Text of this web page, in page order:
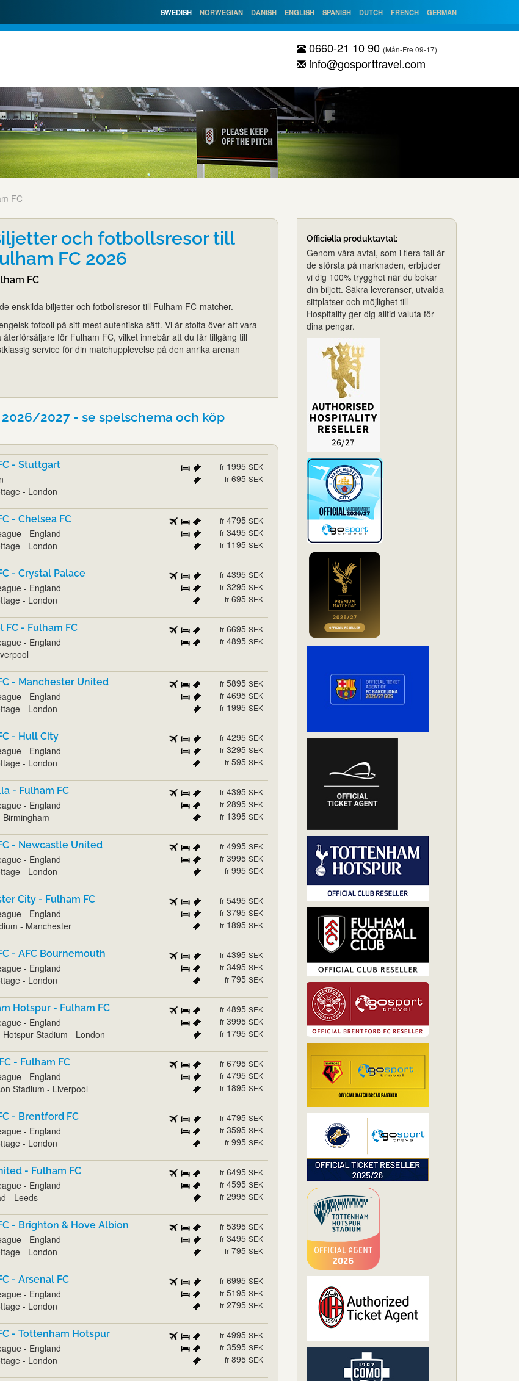
SWEDISH NORWEGIAN DANISH ENGLISH SPANISH DUTCH FRENCH GERMAN
0660-21 10 90 (Mån-Fre 09-17)
info@gosporttravel.com
FC
och fotbollsresor till
FC 2026
FC
enskilda biljetter och fotbollsresor till Fulham FC-matcher.
fotboll på sitt mest autentiska sätt. Vi är stolta över att vara
för Fulham FC, vilket innebär att du får tillgång till
service för din matchupplevelse på den anrika arenan
2027 - se spelschema och köp
- Stuttgart
- London
fr 1995 SEK
fr 695 SEK
- Chelsea FC
- England
- London
fr 4795 SEK
fr 3495 SEK
fr 1195 SEK
- Crystal Palace
- England
- London
fr 4395 SEK
fr 3295 SEK
fr 695 SEK
FC - Fulham FC
- England
fr 6695 SEK
fr 4895 SEK
- Manchester United
- England
- London
fr 5895 SEK
fr 4695 SEK
fr 1995 SEK
- Hull City
- England
- London
fr 4295 SEK
fr 3295 SEK
fr 595 SEK
- Fulham FC
- England
Birmingham
fr 4395 SEK
fr 2895 SEK
fr 1395 SEK
- Newcastle United
- England
- London
fr 4995 SEK
fr 3995 SEK
fr 995 SEK
City - Fulham FC
- England
- Manchester
fr 5495 SEK
fr 3795 SEK
fr 1895 SEK
- AFC Bournemouth
- England
- London
fr 4395 SEK
fr 3495 SEK
fr 795 SEK
Hotspur - Fulham FC
- England
Hotspur Stadium - London
fr 4895 SEK
fr 3995 SEK
fr 1795 SEK
- Fulham FC
- England
Stadium - Liverpool
fr 6795 SEK
fr 4795 SEK
fr 1895 SEK
- Brentford FC
- England
- London
fr 4795 SEK
fr 3595 SEK
fr 995 SEK
- Fulham FC
- England
- Leeds
fr 6495 SEK
fr 4595 SEK
fr 2995 SEK
- Brighton & Hove Albion
- England
- London
fr 5395 SEK
fr 3495 SEK
fr 795 SEK
- Arsenal FC
- England
- London
fr 6995 SEK
fr 5195 SEK
fr 2795 SEK
- Tottenham Hotspur
- England
- London
fr 4995 SEK
fr 3595 SEK
fr 895 SEK
Officiella produktavtal:
Genom våra avtal, som i flera fall är
de största på marknaden, erbjuder
vi dig 100% trygghet när du bokar
din biljett. Säkra leveranser, utvalda
sittplatser och möjlighet till
Hospitality ger dig alltid valuta för
dina pengar.